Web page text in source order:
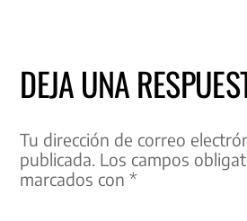
DEJA UNA
Tu dirección de correo
publicada. Los campos
marcados con*